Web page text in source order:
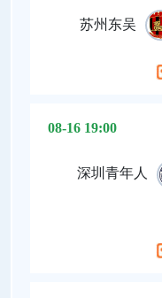
苏州东吴
08-16 19:00
深圳青年人